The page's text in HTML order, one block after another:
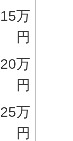
15万
円
20万
円
25万
円